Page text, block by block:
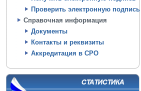
Проверить электронную подпись
Справочная информация
Документы
Контакты и реквизиты
Аккредитация в СРО